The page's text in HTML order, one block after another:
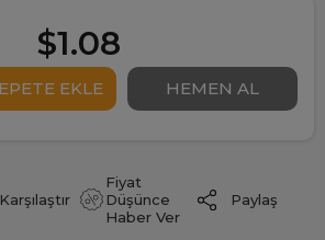
$1.08
Karşılaştır
Fiyat
Düşünce
Haber Ver
Paylaş